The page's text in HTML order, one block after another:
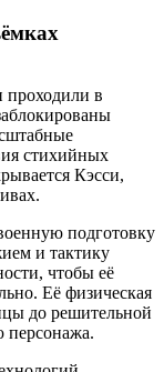
проходили в
стихийных
Кэсси,
подготовку
и тактику
чтобы её
Её физическая
до решительной